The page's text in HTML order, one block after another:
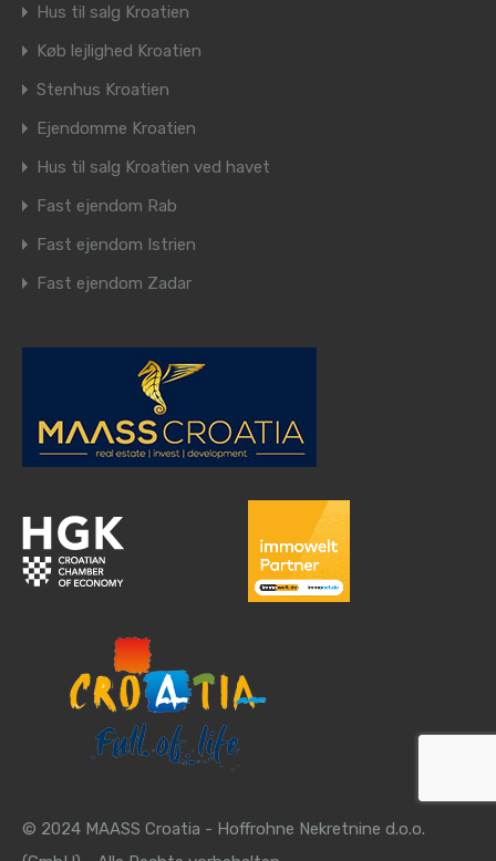
Hus til salg Kroatien
Køb lejlighed Kroatien
Stenhus Kroatien
Ejendomme Kroatien
Hus til salg Kroatien ved havet
Fast ejendom Rab
Fast ejendom Istrien
Fast ejendom Zadar
© 2024 MAASS Croatia - Hoffrohne Nekretnine d.o.o.